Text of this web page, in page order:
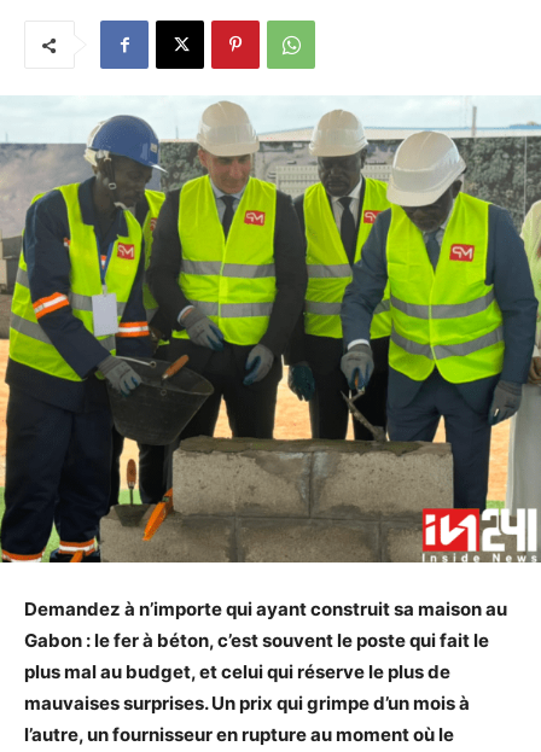
Demandez à n’importe qui ayant construit sa maison au
Gabon : le fer à béton, c’est souvent le poste qui fait le
plus mal au budget, et celui qui réserve le plus de
mauvaises surprises. Un prix qui grimpe d’un mois à
l’autre, un fournisseur en rupture au moment où le